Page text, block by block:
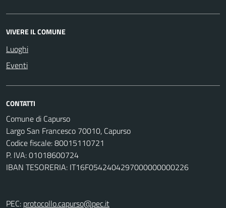
VIVERE IL COMUNE
Luoghi
Eventi
CONTATTI
Comune di Capurso
Largo San Francesco 70010, Capurso
Codice fiscale: 80015110721
P. IVA: 01018600724
IBAN TESORERIA: IT16F0542404297000000000226
PEC: protocollo.capurso@pec.it